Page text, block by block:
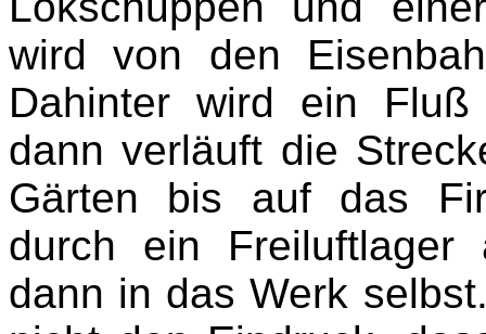
wird von den
Dahinter wird ein
dann verläuft die
Gärten bis auf das
durch ein Freiluftlager
dann in das Werk